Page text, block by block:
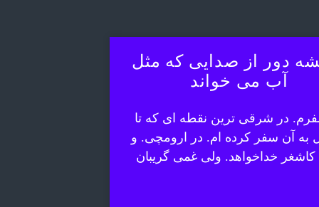
دور از صدایی که مثل
آب می خواند
در شرقی ترین نقطه ای که تا
به آن سفر کرده ام. در ارومچی. و
کاشغر خداخواهد. ولی غمی گریبان